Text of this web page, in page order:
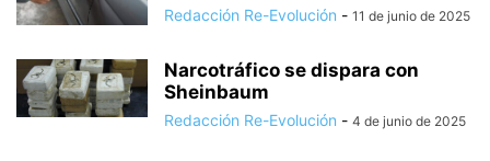
Redacción Re-Evolución - 11 de junio de 2025
Narcotráfico se dispara con
Sheinbaum
Redacción Re-Evolución - 4 de junio de 2025